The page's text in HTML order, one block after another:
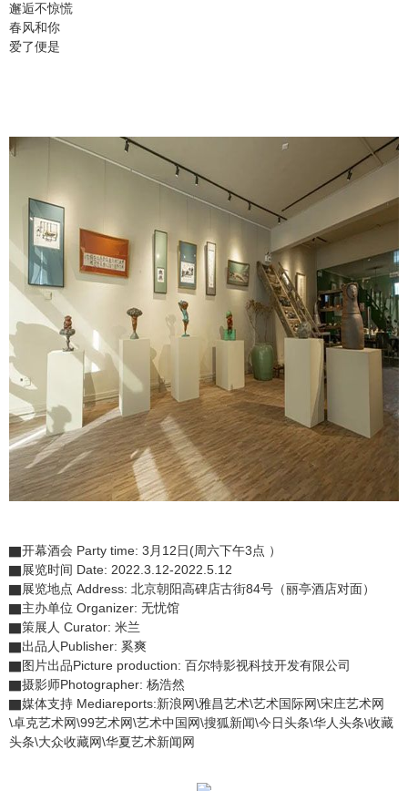
邂逅不惊慌
春风和你
爱了便是
▇开幕酒会 Party time: 3月12日(周六下午3点 ）
▇展览时间 Date: 2022.3.12-2022.5.12
▇展览地点 Address: 北京朝阳高碑店古街84号（丽亭酒店对面）
▇主办单位 Organizer: 无忧馆
▇策展人 Curator: 米兰
▇出品人Publisher: 奚爽
▇图片出品Picture production: 百尔特影视科技开发有限公司
▇摄影师Photographer: 杨浩然
▇媒体支持 Mediareports:新浪网\雅昌艺术\艺术国际网\宋庄艺术网
\卓克艺术网\99艺术网\艺术中国网\搜狐新闻\今日头条\华人头条\收藏
头条\大众收藏网\华夏艺术新闻网